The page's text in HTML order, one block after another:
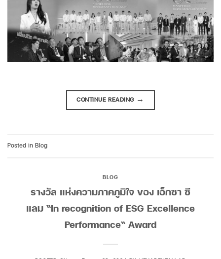
CONTINUE READING →
Posted in Blog
BLOG
รางวัล แห่งความภาคภูมิใจ ของ เอ็กซา ซี
แลม “In recognition of ESG Excellence
Performance“ Award